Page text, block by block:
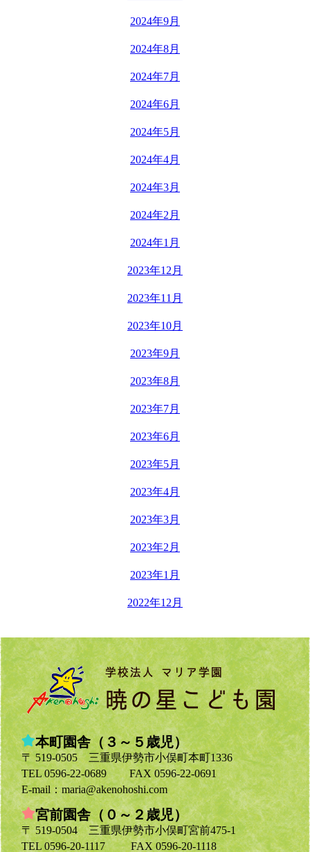
2024年9月
2024年8月
2024年7月
2024年6月
2024年5月
2024年4月
2024年3月
2024年2月
2024年1月
2023年12月
2023年11月
2023年10月
2023年9月
2023年8月
2023年7月
2023年6月
2023年5月
2023年4月
2023年3月
2023年2月
2023年1月
2022年12月
本町園舎（３～５歳児）
〒 519-0505 三重県伊勢市小俣町本町1336
TEL 0596-22-0689
FAX 0596-22-0691
E-mail：maria@akenohoshi.com
宮前園舎（０～２歳児）
〒 519-0504 三重県伊勢市小俣町宮前475-1
TEL 0596-20-1117
FAX 0596-20-1118